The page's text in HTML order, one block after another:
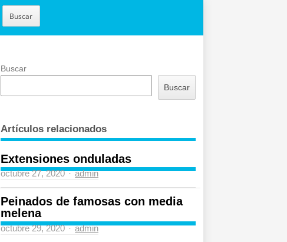
Buscar
Buscar
Buscar
Artículos relacionados
Extensiones onduladas
octubre 27, 2020 Author
admin
Peinados de famosas con media
melena
octubre 29, 2020 Author
admin